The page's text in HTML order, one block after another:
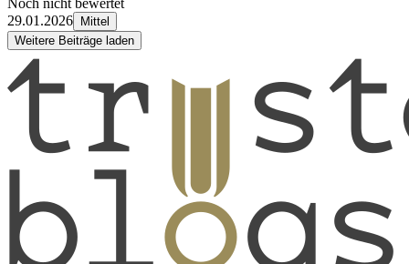
29.01.2026 Mittel
Weitere Beiträge laden